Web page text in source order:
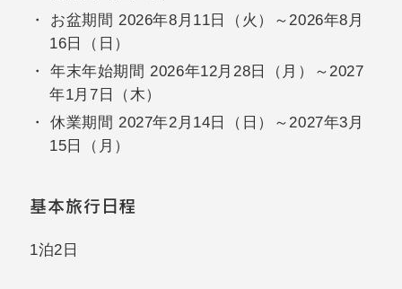
お盆期間 2026年8月11日（火）～2026年8月
16日（日）
年末年始期間 2026年12月28日（月）～2027
年1月7日（木）
休業期間 2027年2月14日（日）～2027年3月
15日（月）
基本旅行日程
1泊2日